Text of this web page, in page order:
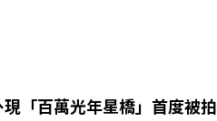
「百萬光年星橋」首度被拍